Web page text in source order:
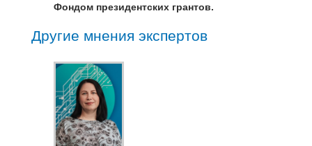
Фондом президентских грантов.
Другие мнения экспертов